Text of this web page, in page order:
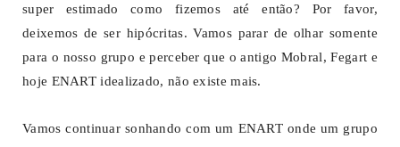
super estimado como fizemos até então? Por favor,
deixemos de ser hipócritas. Vamos parar de olhar somente
para o nosso grupo e perceber que o antigo Mobral, Fegart e
hoje ENART idealizado, não existe mais.
Vamos continuar sonhando com um ENART onde um grupo